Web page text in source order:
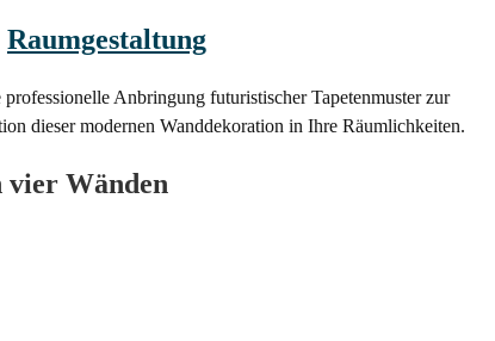
Raumgestaltung
Anbringung futuristischer Tapetenmuster zur
dieser modernen Wanddekoration in Ihre Räumlichkeiten.
Wänden